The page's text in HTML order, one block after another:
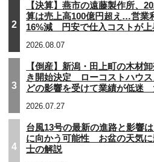
2
【決算】燕市の遠藤製作所、
算は売上高100億円超え…営業
16%減 円安で仕入コストが上
2026.08.07
3
【倒産】新潟・田上町の木材
き開始決定 ローコストハウス
どの影響を受けて業績が低迷
2026.07.27
4
台風13号の最新の進路と影響
に向かう可能性 お盆の天気
士の解説